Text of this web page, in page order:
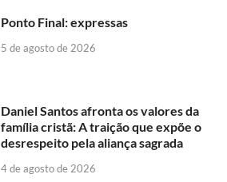
Ponto Final: expressas
5 de agosto de 2026
Daniel Santos afronta os valores da
família cristã: A traição que expõe o
desrespeito pela aliança sagrada
4 de agosto de 2026